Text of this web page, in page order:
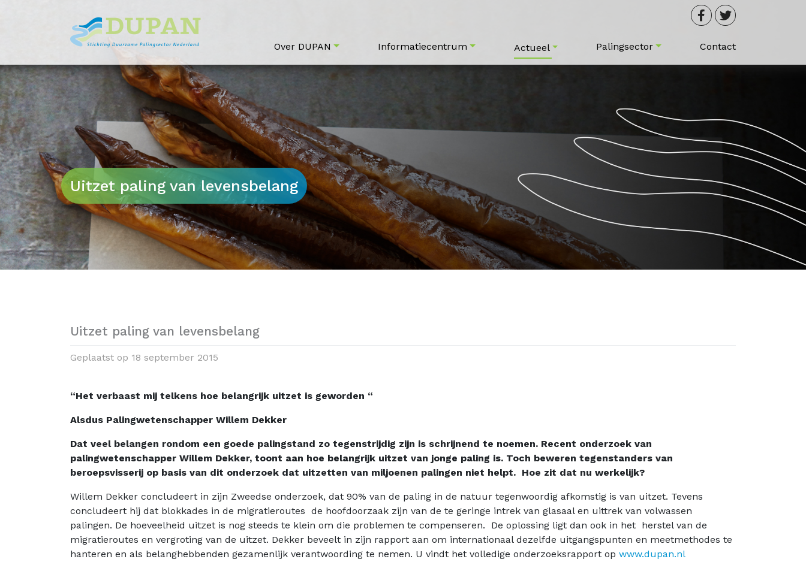
Over DUPAN Informatiecentrum Actueel Palingsector Contact
Uitzet paling van levensbelang
Uitzet paling van levensbelang
Geplaatst op 18 september 2015
“Het verbaast mij telkens hoe belangrijk uitzet is geworden “
Alsdus Palingwetenschapper Willem Dekker
Dat veel belangen rondom een goede palingstand zo tegenstrijdig zijn is schrijnend te noemen. Recent onderzoek van
palingwetenschapper Willem Dekker, toont aan hoe belangrijk uitzet van jonge paling is. Toch beweren tegenstanders van
beroepsvisserij op basis van dit onderzoek dat uitzetten van miljoenen palingen niet helpt. Hoe zit dat nu werkelijk?
Willem Dekker concludeert in zijn Zweedse onderzoek, dat 90% van de paling in de natuur tegenwoordig afkomstig is van uitzet. Tevens
concludeert hij dat blokkades in de migratieroutes de hoofdoorzaak zijn van de te geringe intrek van glasaal en uittrek van volwassen
palingen. De hoeveelheid uitzet is nog steeds te klein om die problemen te compenseren. De oplossing ligt dan ook in het herstel van de
migratieroutes en vergroting van de uitzet. Dekker beveelt in zijn rapport aan om internationaal dezelfde uitgangspunten en meetmethodes te
hanteren en als belanghebbenden gezamenlijk verantwoording te nemen. U vindt het volledige onderzoeksrapport op www.dupan.nl